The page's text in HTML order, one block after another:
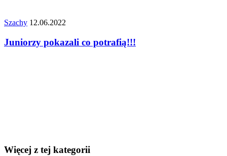
Szachy 12.06.2022
Juniorzy pokazali co potrafią!!!
Więcej z tej kategorii